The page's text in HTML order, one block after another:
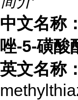
中文名称
唑-5-磺酸
英文名称：